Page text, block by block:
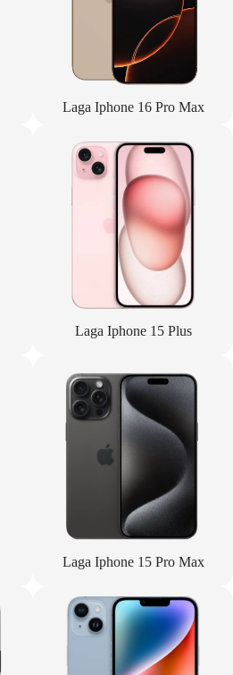
Laga Iphone 16 Pro Max
Laga Iphone 15 Plus
Laga Iphone 15 Pro Max